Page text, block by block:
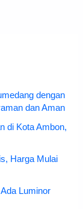
dengan
dan Aman
di Kota Ambon,
Harga Mulai
Luminor